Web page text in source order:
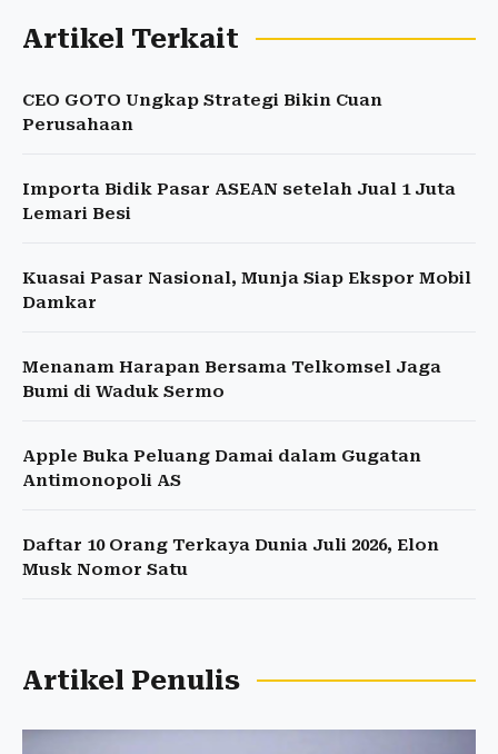
Artikel Terkait
CEO GOTO Ungkap Strategi Bikin Cuan
Perusahaan
Importa Bidik Pasar ASEAN setelah Jual 1 Juta
Lemari Besi
Kuasai Pasar Nasional, Munja Siap Ekspor Mobil
Damkar
Menanam Harapan Bersama Telkomsel Jaga
Bumi di Waduk Sermo
Apple Buka Peluang Damai dalam Gugatan
Antimonopoli AS
Daftar 10 Orang Terkaya Dunia Juli 2026, Elon
Musk Nomor Satu
Artikel Penulis